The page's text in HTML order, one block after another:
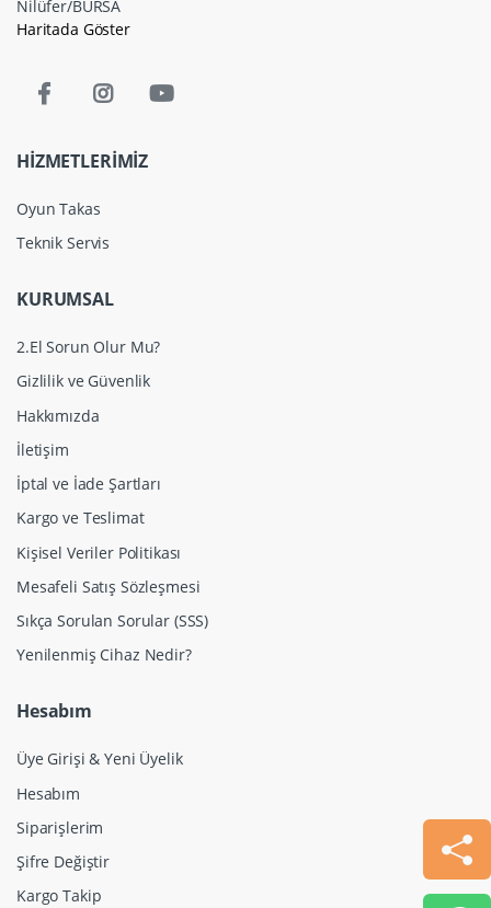
Nilüfer/BURSA
Haritada Göster
HİZMETLERİMİZ
Oyun Takas
Teknik Servis
KURUMSAL
2.El Sorun Olur Mu?
Gizlilik ve Güvenlik
Hakkımızda
İletişim
İptal ve İade Şartları
Kargo ve Teslimat
Kişisel Veriler Politikası
Mesafeli Satış Sözleşmesi
Sıkça Sorulan Sorular (SSS)
Yenilenmiş Cihaz Nedir?
Hesabım
Üye Girişi & Yeni Üyelik
Hesabım
Siparişlerim
Şifre Değiştir
Kargo Takip